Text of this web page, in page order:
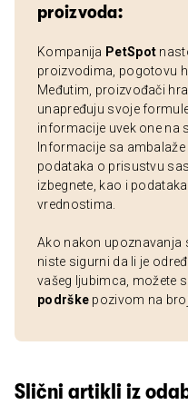
proizvoda:
Kompanija PetSpot
proizvodima, pogotovu
Međutim, proizvođači
unapređuju svoje
informacije uvek one na
Informacije sa
podataka o prisustvu
izbegnete, kao i
vrednostima.
Ako nakon upoznavanja
niste sigurni da li je
vašeg ljubimca, možete
podrške pozivom na
Slični artikli iz